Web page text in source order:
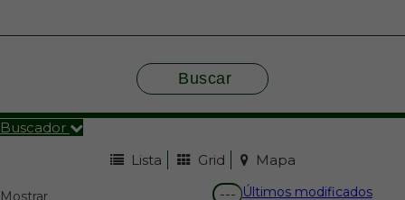
Buscar
Buscador
Lista
Grid
Mapa
--- Últimos modificados
Mostrar